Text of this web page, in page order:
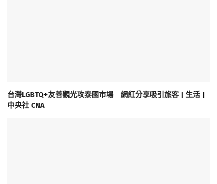
台灣LGBTQ+友善觀光攻泰國市場 網紅分享吸引旅客 | 生活 |
中央社 CNA